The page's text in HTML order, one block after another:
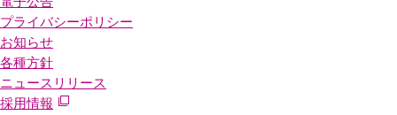
プライバシーポリシー
お知らせ
各種方針
ニュースリリース
採用情報